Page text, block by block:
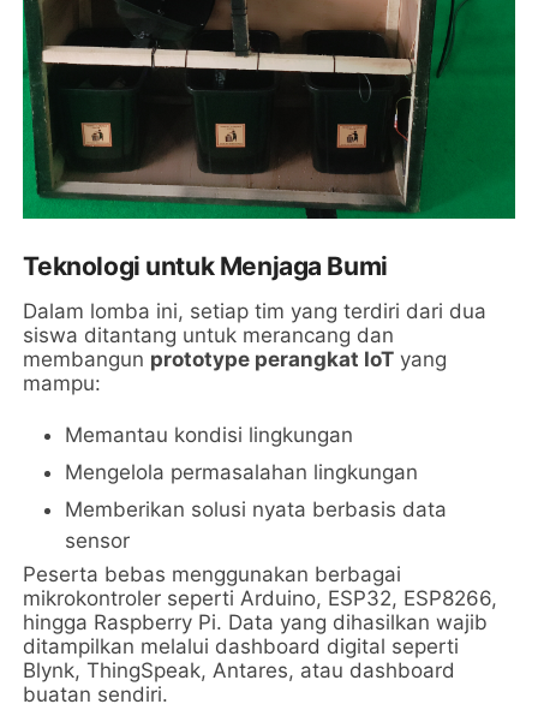
Teknologi untuk Menjaga Bumi
Dalam lomba ini, setiap tim yang terdiri dari dua
siswa ditantang untuk merancang dan
membangun prototype perangkat IoT yang
mampu:
Memantau kondisi lingkungan
Mengelola permasalahan lingkungan
Memberikan solusi nyata berbasis data
sensor
Peserta bebas menggunakan berbagai
mikrokontroler seperti Arduino, ESP32, ESP8266,
hingga Raspberry Pi. Data yang dihasilkan wajib
ditampilkan melalui dashboard digital seperti
Blynk, ThingSpeak, Antares, atau dashboard
buatan sendiri.